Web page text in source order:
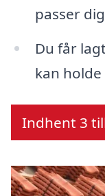
passer
Du får
kan
Indhent 3